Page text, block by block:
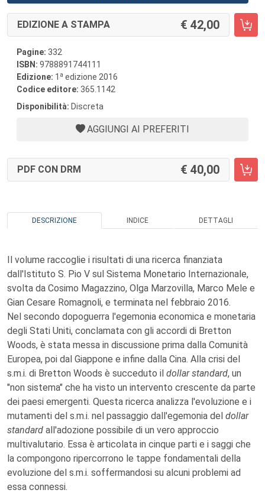
EDIZIONE A STAMPA 42,00
Pagine: 332
ISBN: 9788891744111
Edizione: 1 a edizione 2016
Codice editore: 365.1142
Disponibilità: Discreta
AGGIUNGI AI PREFERITI
PDF CON DRM 40,00
DESCRIZIONE INDICE DETTAGLI
Il volume raccoglie i risultati di una ricerca finanziata
dall'Istituto S. Pio V sul Sistema Monetario Internazionale,
svolta da Cosimo Magazzino, Olga Marzovilla, Marco Mele e
Gian Cesare Romagnoli, e terminata nel febbraio 2016.
Nel secondo dopoguerra l'egemonia economica e monetaria
degli Stati Uniti, conclamata con gli accordi di Bretton
Woods, è stata messa in discussione prima dalla Comunità
Europea, poi dal Giappone e infine dalla Cina. Alla crisi del
s.m.i. di Bretton Woods è succeduto il dollar standard, un
"non sistema" che ha visto un intervento crescente da parte
dei paesi emergenti. Questa ricerca analizza l'evoluzione e i
mutamenti del s.m.i. nel passaggio dall'egemonia del dollar
standard all'adozione possibile di un vero approccio
multivalutario. Essa è articolata in cinque parti e i saggi che
la compongono ripercorrono le tappe fondamentali della
evoluzione del s.m.i. soffermandosi su alcuni problemi ad
essa connessi.